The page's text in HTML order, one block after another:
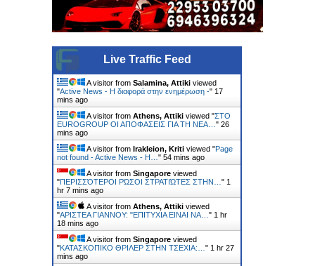
Live Traffic Feed
A visitor from Salamina, Attiki viewed
"Active News - Η διαφορά στην ενημέρωση -" 17
mins ago
A visitor from Athens, Attiki viewed "ΣΤΟ
EUROGROUP ΟΙ ΑΠΟΦΑΣΕΙΣ ΓΙΑ ΤΗ ΝΕΑ… " 26
mins ago
A visitor from Irakleion, Kriti viewed "Page
not found - Active News - Η… " 54 mins ago
A visitor from Singapore viewed
"ΠΕΡΙΣΣΌΤΕΡΟΙ ΡΏΣΟΙ ΣΤΡΑΤΙΏΤΕΣ ΣΤΗΝ… " 1
hr 7 mins ago
A visitor from Athens, Attiki viewed
"ΑΡΙΣΤΕΑ ΓΙΑΝΝΟΥ: "ΕΠΙΤΥΧΙΑ ΕΙΝΑΙ ΝΑ… " 1 hr
18 mins ago
A visitor from Singapore viewed
"ΚΑΤΑΣΚΟΠΙΚΟ ΘΡΙΛΕΡ ΣΤΗΝ ΤΣΕΧΙΑ:… " 1 hr 27
mins ago